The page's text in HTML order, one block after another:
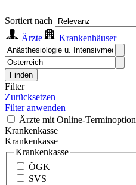
Sortiert nach
Ärzte
Krankenhäuser
Finden
Filter
Zurücksetzen
Filter anwenden
Ärzte mit Online-Terminoption
Krankenkasse
Krankenkasse
Krankenkasse
ÖGK
SVS